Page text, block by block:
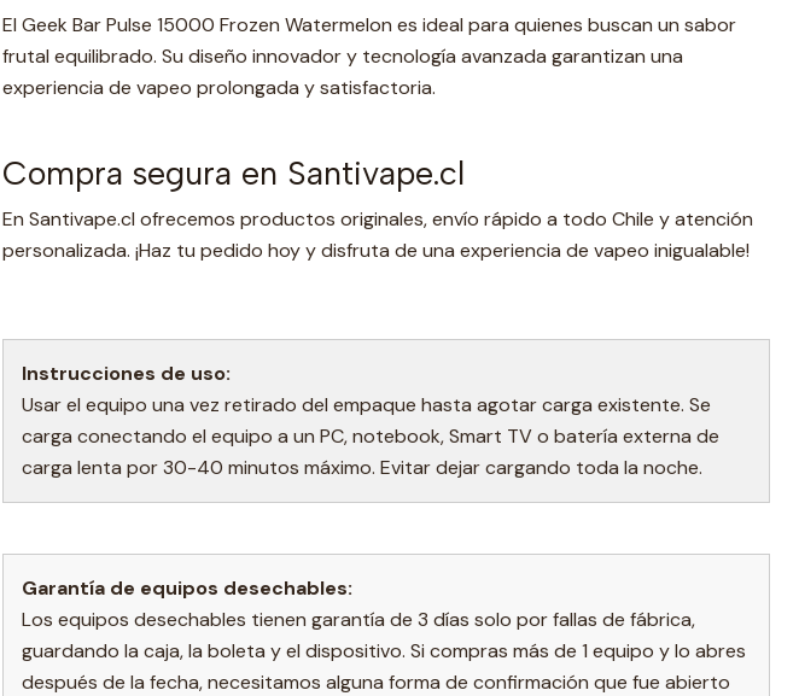
El Geek Bar Pulse 15000 Frozen Watermelon es ideal para quienes buscan un sabor
frutal equilibrado. Su diseño innovador y tecnología avanzada garantizan una
experiencia de vapeo prolongada y satisfactoria.
Compra segura en Santivape.cl
En Santivape.cl ofrecemos productos originales, envío rápido a todo Chile y atención
personalizada. ¡Haz tu pedido hoy y disfruta de una experiencia de vapeo inigualable!
Instrucciones de uso:
Usar el equipo una vez retirado del empaque hasta agotar carga existente. Se
carga conectando el equipo a un PC, notebook, Smart TV o batería externa de
carga lenta por 30-40 minutos máximo. Evitar dejar cargando toda la noche.
Garantía de equipos desechables:
Los equipos desechables tienen garantía de 3 días solo por fallas de fábrica,
guardando la caja, la boleta y el dispositivo. Si compras más de 1 equipo y lo abres
después de la fecha, necesitamos alguna forma de confirmación que fue abierto